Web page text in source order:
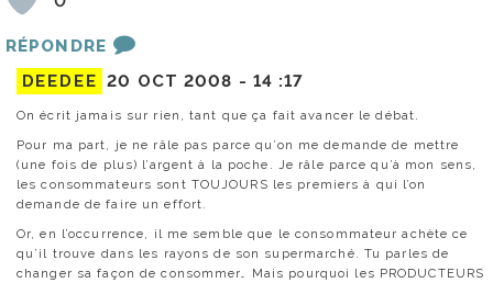
RÉPONDRE
DEEDEE 20 OCT 2008 - 14 :17
On écrit jamais sur rien, tant que ça fait avancer le débat.
Pour ma part, je ne râle pas parce qu’on me demande de mettre
(une fois de plus) l’argent à la poche. Je râle parce qu’à mon sens,
les consommateurs sont TOUJOURS les premiers à qui l’on
demande de faire un effort.
Or, en l’occurrence, il me semble que le consommateur achète ce
qu’il trouve dans les rayons de son supermarché. Tu parles de
changer sa façon de consommer… Mais pourquoi les PRODUCTEURS